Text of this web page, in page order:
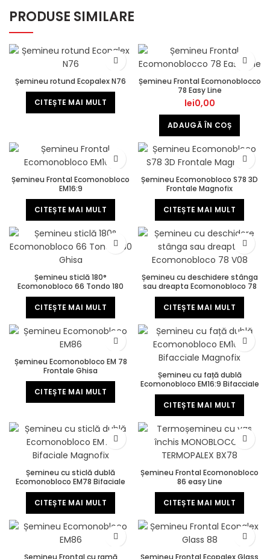
PRODUSE SIMILARE
Șemineu rotund Ecopalex N76
CITEȘTE MAI MULT
Șemineu Frontal Ecomonoblocco
78 Easy Line
lei0,00
ADAUGĂ ÎN COȘ
Șemineu Frontal Ecomonobloco
EM16:9
CITEȘTE MAI MULT
Șemineu Ecomonobloco S78 3D
Frontale Magnofix
CITEȘTE MAI MULT
Șemineu sticlă 180°
Ecomonobloco 66 Tondo 180
Ghisa
CITEȘTE MAI MULT
Șemineu cu deschidere stânga
sau dreapta Ecomonobloco 78
V08
CITEȘTE MAI MULT
Șemineu Ecomonobloco EM 78
Frontale Ghisa
CITEȘTE MAI MULT
Șemineu cu față dublă
Ecomonobloco EM16:9 Bifacciale
Magnofix
CITEȘTE MAI MULT
Șemineu cu sticlă dublă
Ecomonobloco EM78 Bifaciale
Magnofix
CITEȘTE MAI MULT
Șemineu Frontal Ecomonobloco
86 easy Line
CITEȘTE MAI MULT
Șemineu Frontal cu ramă
Șemineu Frontal Ecopalex Glass